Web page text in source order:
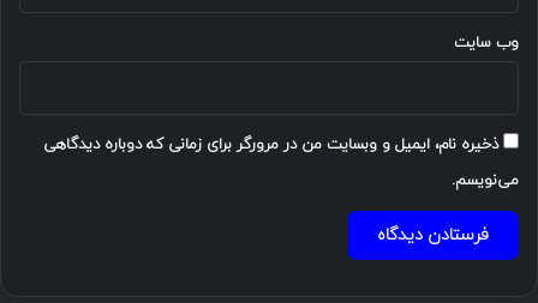
وب‌ سایت
ذخیره نام، ایمیل و وبسایت من در مرورگر برای زمانی که دوباره دیدگاهی
می‌نویسم.